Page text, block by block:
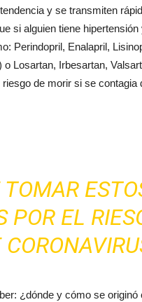
y se transmiten
si alguien tiene hipertensión
Perindopril, Enalapril,
Losartan, Irbesartan,
de morir si se
POR EL
¿dónde y cómo se originó